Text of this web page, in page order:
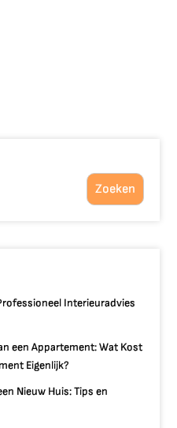
Zoeken
Interieuradvies
een Appartement: Wat Kost
Eigenlijk?
Nieuw Huis: Tips en